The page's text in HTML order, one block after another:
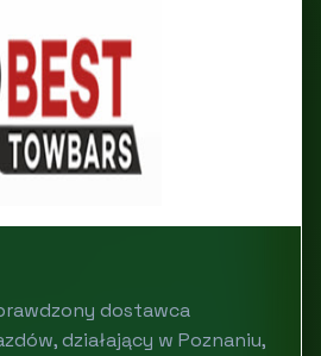
dostawca
działający w Poznaniu,